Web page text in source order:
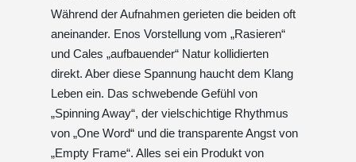
Während der Aufnahmen gerieten die beiden oft
aneinander. Enos Vorstellung vom „Rasieren“
und Cales „aufbauender“ Natur kollidierten
direkt. Aber diese Spannung haucht dem Klang
Leben ein. Das schwebende Gefühl von
„Spinning Away“, der vielschichtige Rhythmus
von „One Word“ und die transparente Angst von
„Empty Frame“. Alles sei ein Produkt von